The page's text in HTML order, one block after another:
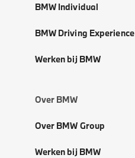
BMW Individual
BMW Driving Experience
Werken bij BMW
Over BMW
Over BMW Group
Werken bij BMW